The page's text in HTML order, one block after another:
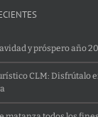
y próspero año
CLM: Disfrútalo